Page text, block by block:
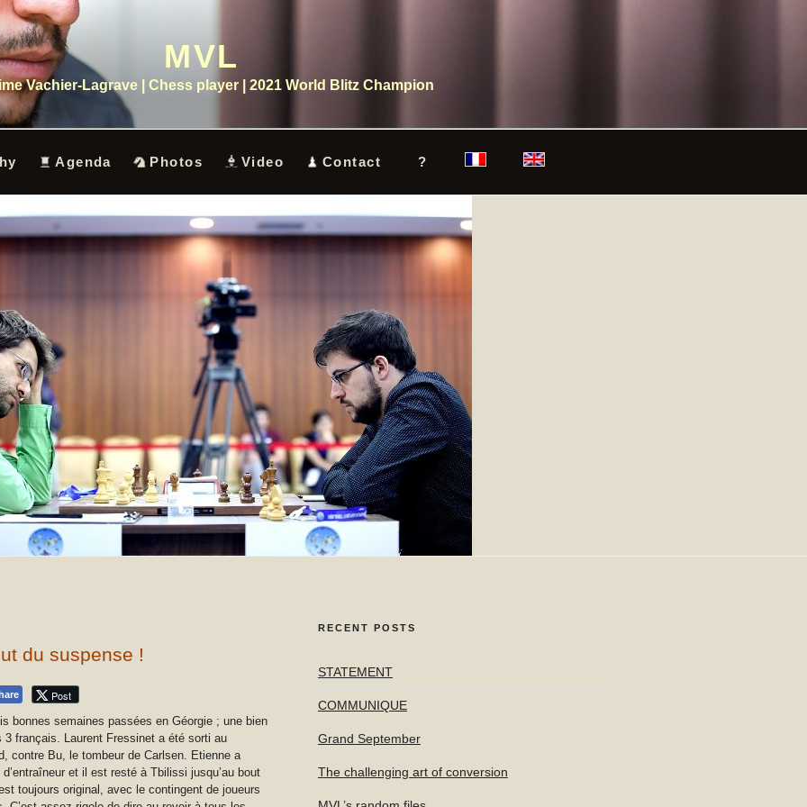
MVL
Vachier-Lagrave | Chess player | 2021 World Blitz Champion
Agenda Photos Video Contact ?
du suspense !
Post
bonnes semaines passées en Géorgie ; une bien
français. Laurent Fressinet a été sorti au
contre Bu, le tombeur de Carlsen. Etienne a
et il est resté à Tbilissi jusqu’au bout
toujours original, avec le contingent de joueurs
RECENT POSTS
STATEMENT
COMMUNIQUE
Grand September
The challenging art of conversion